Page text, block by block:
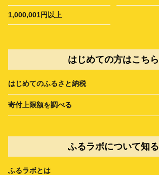
1,000,001円以上
はじめての方はこちら
はじめてのふるさと納税
寄付上限額を調べる
ふるラボについて知る
ふるラボとは